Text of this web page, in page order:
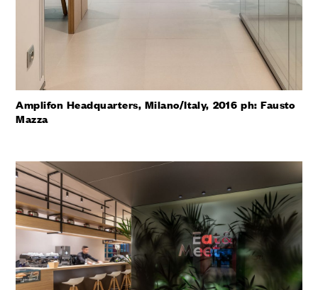
Amplifon Headquarters, Milano/Italy, 2016 ph: Fausto
Mazza